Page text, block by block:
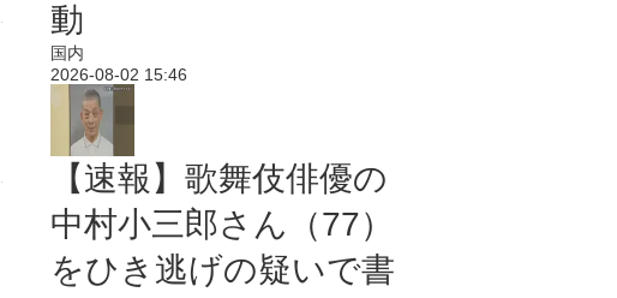
動
国内
2026-08-02 15:46
【速報】歌舞伎俳優の
中村小三郎さん（77）
をひき逃げの疑いで書